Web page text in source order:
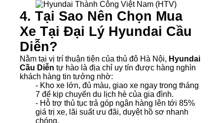
4. Tại Sao Nên Chọn Mua
Xe Tại Đại Lý Hyundai Cầu
Diễn?
Nằm tại vị trí thuận tiện của thủ đô Hà Nội, Hyundai
Cầu Diễn tự hào là địa chỉ uy tín được hàng nghìn
khách hàng tin tưởng nhờ:
- Kho xe lớn, đủ màu, giao xe ngay trong tháng
7 để kịp chuyến du lịch hè của gia đình.
- Hỗ trợ thủ tục trả góp ngân hàng lên tới 85%
giá trị xe, lãi suất ưu đãi, duyệt hồ sơ nhanh
chóng.